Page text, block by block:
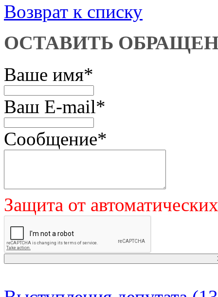
Возврат к списку
ОСТАВИТЬ
Ваше имя*
Ваш E-mail*
Сообщение*
Защита от